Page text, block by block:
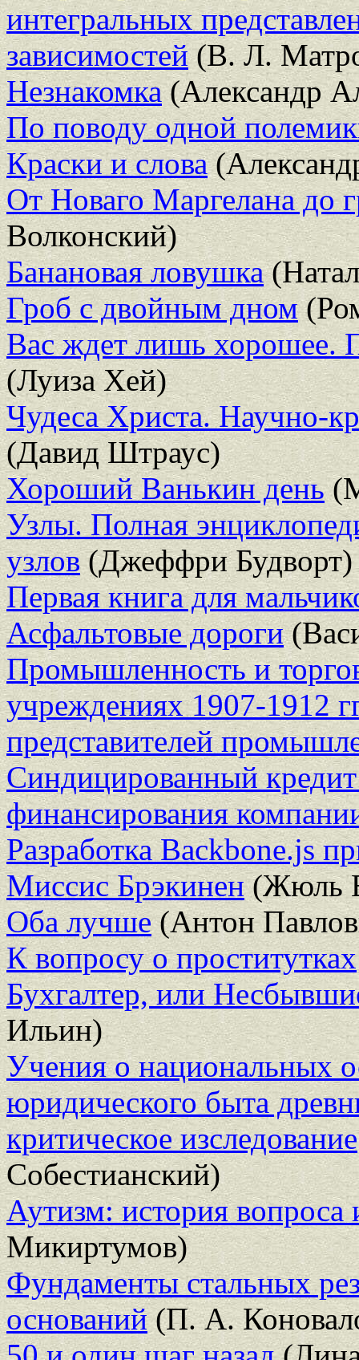
интегральных
зависимостей(В. Л.
Незнакомка(Александр
По поводу одной
Краски и слова
От Новаго Маргелана до
Волконский)
Банановая ловушка
Гроб с двойным дном
Вас ждет лишь хорошее.
(Луиза Хей)
Чудеса Христа. Научно-
(Давид Штраус)
Хороший Ванькин день
Узлы. Полная
узлов(Джеффри Будворт)
Первая книга для
Асфальтовые дороги
Промышленность и
учреждениях 1907-1912
представителей
Синдицированный
финансирования
Разработка Backbone.js
Миссис Брэкинен(Жюль
Оба лучше(Антон
К вопросу о проститутках
Бухгалтер, или
Ильин)
Учения о национальных
юридического быта
критическое изследование
Собестианский)
Аутизм: история вопроса
Микиртумов)
Фундаменты стальных
оснований(П. А.